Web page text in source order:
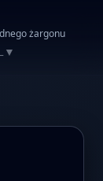
żargonu
▼